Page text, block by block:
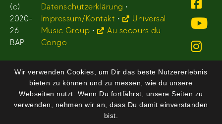
(c)
2020-
26
BAP.
Datenschutzerklärung •
Impressum/Kontakt •
Universal
Music Group •
Au secours du
Congo
Wir verwenden Cookies, um Dir das beste Nutzererlebnis
bieten zu können und zu messen, wie du unsere
Webseiten nutzt. Wenn Du fortfährst, unsere Seiten zu
verwenden, nehmen wir an, dass Du damit einverstanden
bist.